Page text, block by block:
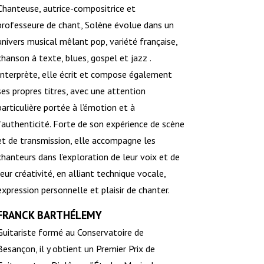
autrice-compositrice et
de chant, Solène évolue dans un
musical mêlant pop, variété française,
à texte, blues, gospel et jazz .
elle écrit et compose également
propres titres, avec une attention
portée à l’émotion et à
Forte de son expérience de scène
de transmission, elle accompagne les
dans l’exploration de leur voix et de
créativité, en alliant technique vocale,
personnelle et plaisir de chanter.
BARTHÉLEMY
formé au Conservatoire de
il y obtient un Premier Prix de